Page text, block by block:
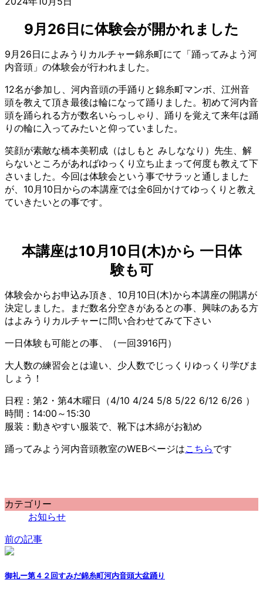
9月26日に体験会が開かれました
9月26日によみうりカルチャー錦糸町にて「踊ってみよう河
内音頭」の体験会が行われました。
12名が参加し、河内音頭の手踊りと錦糸町マンボ、江州音
頭を教えて頂き最後は輪になって踊りました。初めて河内音
頭を踊られる方が数名いらっしゃり、踊りを覚えて来年は踊
りの輪に入ってみたいと仰っていました。
笑顔が素敵な橋本美靭成（はしもと みしななり） 先生、解
らないところがあればゆっくり立ち止まって何度も教えて下
さいました。今回は体験会という事でサラッと通しました
が、10月10日からの本講座では全6回かけてゆっくりと教え
ていきたいとの事です。
本講座は10月10日(木)から 一日体
験も可
体験会からお申込み頂き、10月10日(木)から本講座の開講が
決定しました。まだ数名分空きがあるとの事、興味のある方
はよみうりカルチャーに問い合わせてみて下さい
一日体験も可能との事、（一回3916円）
大人数の練習会とは違い、少人数でじっくりゆっくり学びま
しょう！
日程：第2・第4木曜日（4/10 4/24 5/8 5/22 6/12 6/26 ）
時間：14:00～15:30
服装：動きやすい服装で、靴下は木綿がお勧め
踊ってみよう河内音頭教室のWEBページはこちらです
カテゴリー
お知らせ
前の記事
御礼ー第４２回すみだ錦糸町河内音頭大盆踊り